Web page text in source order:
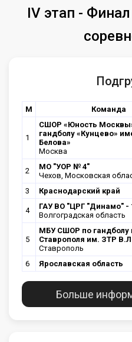
IV этап -
М Команда
1
CШОР «Юность
гандболу «Кунцево»
Белова»
Москва
2
МО "УОР № 4"
Чехов, Московская
3 Краснодарский край
4
ГАУ ВО "ЦРГ "Динамо" -
Волгоградская область
5
МБУ СШОР по гандболу
Ставрополя им. ЗТР
Ставрополь
6 Ярославская область
Больше